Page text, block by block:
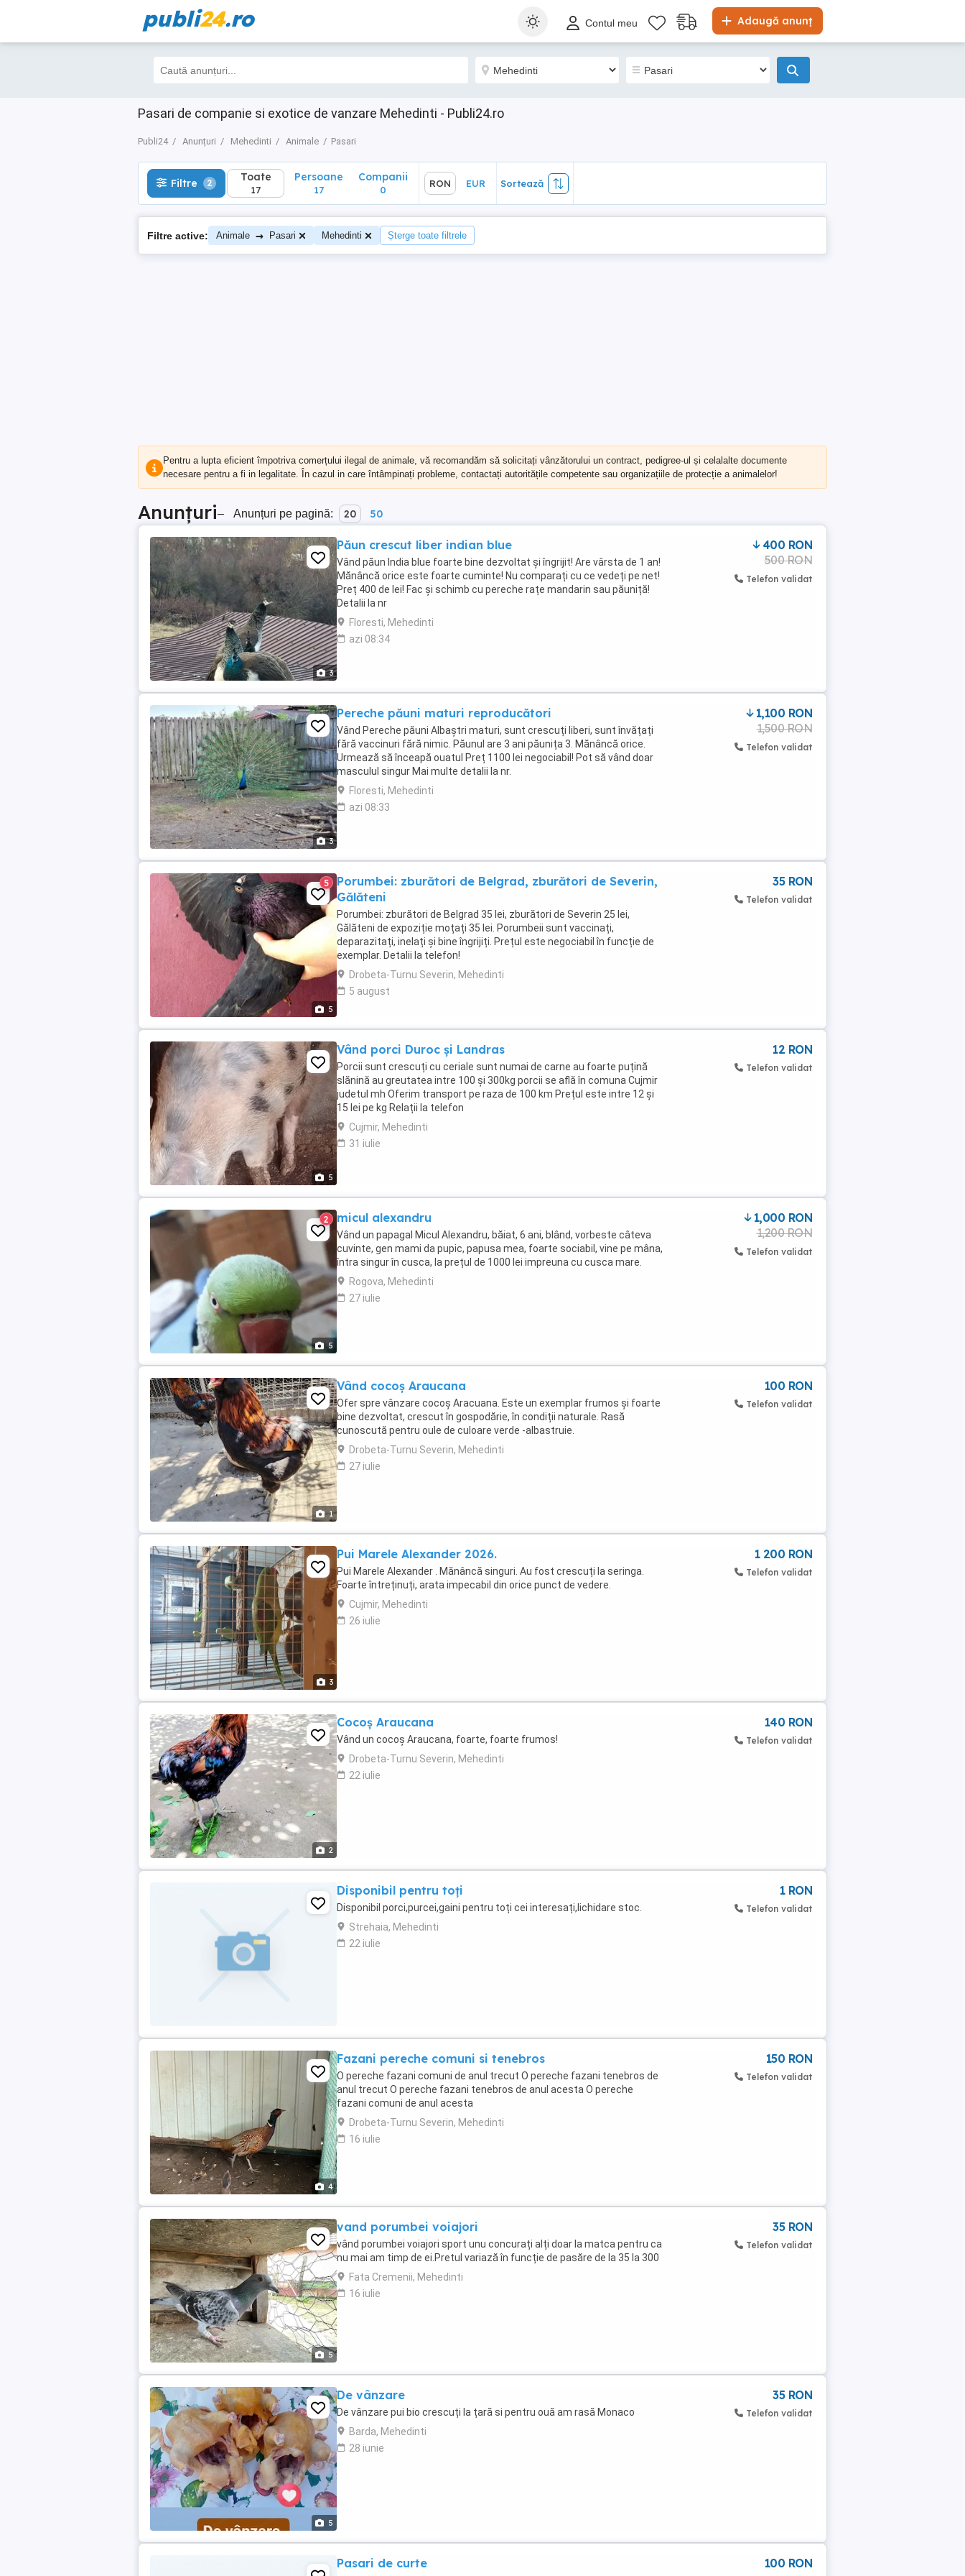
publi24.ro Adaugă anunț
Contul meu
Pasari de companie si exotice de vanzare Mehedinti - Publi24.ro
Publi24 Anunțuri Mehedinti Animale Pasari
Filtre 2 Toate
17
Sortează
Filtre 2 Toate
17
Persoane
17
Companii
0
RON EUR Sortează
Filtre active: Animale → Pasari Mehedinti Șterge toate filtrele
Pentru a lupta eficient împotriva comerțului ilegal de animale, vă recomandăm să solicitați vânzătorului un contract, pedigree-ul și celalalte documente
necesare pentru a fi in legalitate. În cazul in care întâmpinați probleme, contactați autoritățile competente sau organizațiile de protecție a animalelor!
Anunțuri– Anunțuri pe pagină: 20 50
3
Păun crescut liber indian blue
Vând păun India blue foarte bine dezvoltat și îngrijit! Are vârsta de 1 an!
Mănâncă orice este foarte cuminte! Nu comparați cu ce vedeți pe net!
Preț 400 de lei! Fac și schimb cu pereche rațe mandarin sau păuniță!
Detalii la nr
Floresti, Mehedinti
azi 08:34
400 RON
500 RON
Telefon validat
3
Pereche păuni maturi reproducători
Vând Pereche păuni Albaștri maturi, sunt crescuți liberi, sunt învățați
fără vaccinuri fără nimic. Păunul are 3 ani păunița 3. Mănâncă orice.
Urmează să înceapă ouatul Preț 1100 lei negociabil! Pot să vând doar
masculul singur Mai multe detalii la nr.
Floresti, Mehedinti
azi 08:33
1,100 RON
1,500 RON
Telefon validat
5
5
Porumbei: zburători de Belgrad, zburători de Severin,
Gălăteni
Porumbei: zburători de Belgrad 35 lei, zburători de Severin 25 lei,
Gălăteni de expoziție moțați 35 lei. Porumbeii sunt vaccinați,
deparazitați, inelați și bine îngrijiți. Prețul este negociabil în funcție de
exemplar. Detalii la telefon!
Drobeta-Turnu Severin, Mehedinti
5 august
35 RON
Telefon validat
5
Vând porci Duroc și Landras
Porcii sunt crescuți cu ceriale sunt numai de carne au foarte puțină
slănină au greutatea intre 100 și 300kg porcii se află în comuna Cujmir
judetul mh Oferim transport pe raza de 100 km Prețul este intre 12 și
15 lei pe kg Relații la telefon
Cujmir, Mehedinti
31 iulie
12 RON
Telefon validat
5
2 micul alexandru
Vând un papagal Micul Alexandru, băiat, 6 ani, blând, vorbeste câteva
cuvinte, gen mami da pupic, papusa mea, foarte sociabil, vine pe mâna,
întra singur în cusca, la prețul de 1000 lei impreuna cu cusca mare.
Rogova, Mehedinti
27 iulie
1,000 RON
1,200 RON
Telefon validat
1
Vând cocoș Araucana
Ofer spre vânzare cocoș Aracuana. Este un exemplar frumos și foarte
bine dezvoltat, crescut în gospodărie, în condiții naturale. Rasă
cunoscută pentru oule de culoare verde -albastruie.
Drobeta-Turnu Severin, Mehedinti
27 iulie
100 RON
Telefon validat
3
Pui Marele Alexander 2026.
Pui Marele Alexander . Mănâncă singuri. Au fost crescuți la seringa.
Foarte întreținuți, arata impecabil din orice punct de vedere.
Cujmir, Mehedinti
26 iulie
1 200 RON
Telefon validat
2
Cocoș Araucana
Vând un cocoș Araucana, foarte, foarte frumos!
Drobeta-Turnu Severin, Mehedinti
22 iulie
140 RON
Telefon validat
Disponibil pentru toți
Disponibil porci,purcei,gaini pentru toți cei interesați,lichidare stoc.
Strehaia, Mehedinti
22 iulie
1 RON
Telefon validat
4
Fazani pereche comuni si tenebros
O pereche fazani comuni de anul trecut O pereche fazani tenebros de
anul trecut O pereche fazani tenebros de anul acesta O pereche
fazani comuni de anul acesta
Drobeta-Turnu Severin, Mehedinti
16 iulie
150 RON
Telefon validat
5
vand porumbei voiajori
vând porumbei voiajori sport unu concurați alți doar la matca pentru ca
nu mai am timp de ei.Pretul variază în funcție de pasăre de la 35 la 300
Fata Cremenii, Mehedinti
16 iulie
35 RON
Telefon validat
5
De vânzare
De vânzare pui bio crescuți la țară si pentru ouă am rasă Monaco
Barda, Mehedinti
28 iunie
35 RON
Telefon validat
Pasari de curte 100 RON